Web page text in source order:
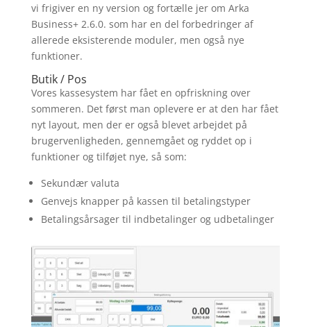
vi frigiver en ny version og fortælle jer om Arka
Business+ 2.6.0. som har en del forbedringer af
allerede eksisterende moduler, men også nye
funktioner.
Butik / Pos
Vores kassesystem har fået en opfriskning over
sommeren. Det først man oplevere er at den har fået
nyt layout, men der er også blevet arbejdet på
brugervenligheden, gennemgået og ryddet op i
funktioner og tilføjet nye, så som:
Sekundær valuta
Genvejs knapper på kassen til betalingstyper
Betalingsårsager til indbetalinger og udbetalinger